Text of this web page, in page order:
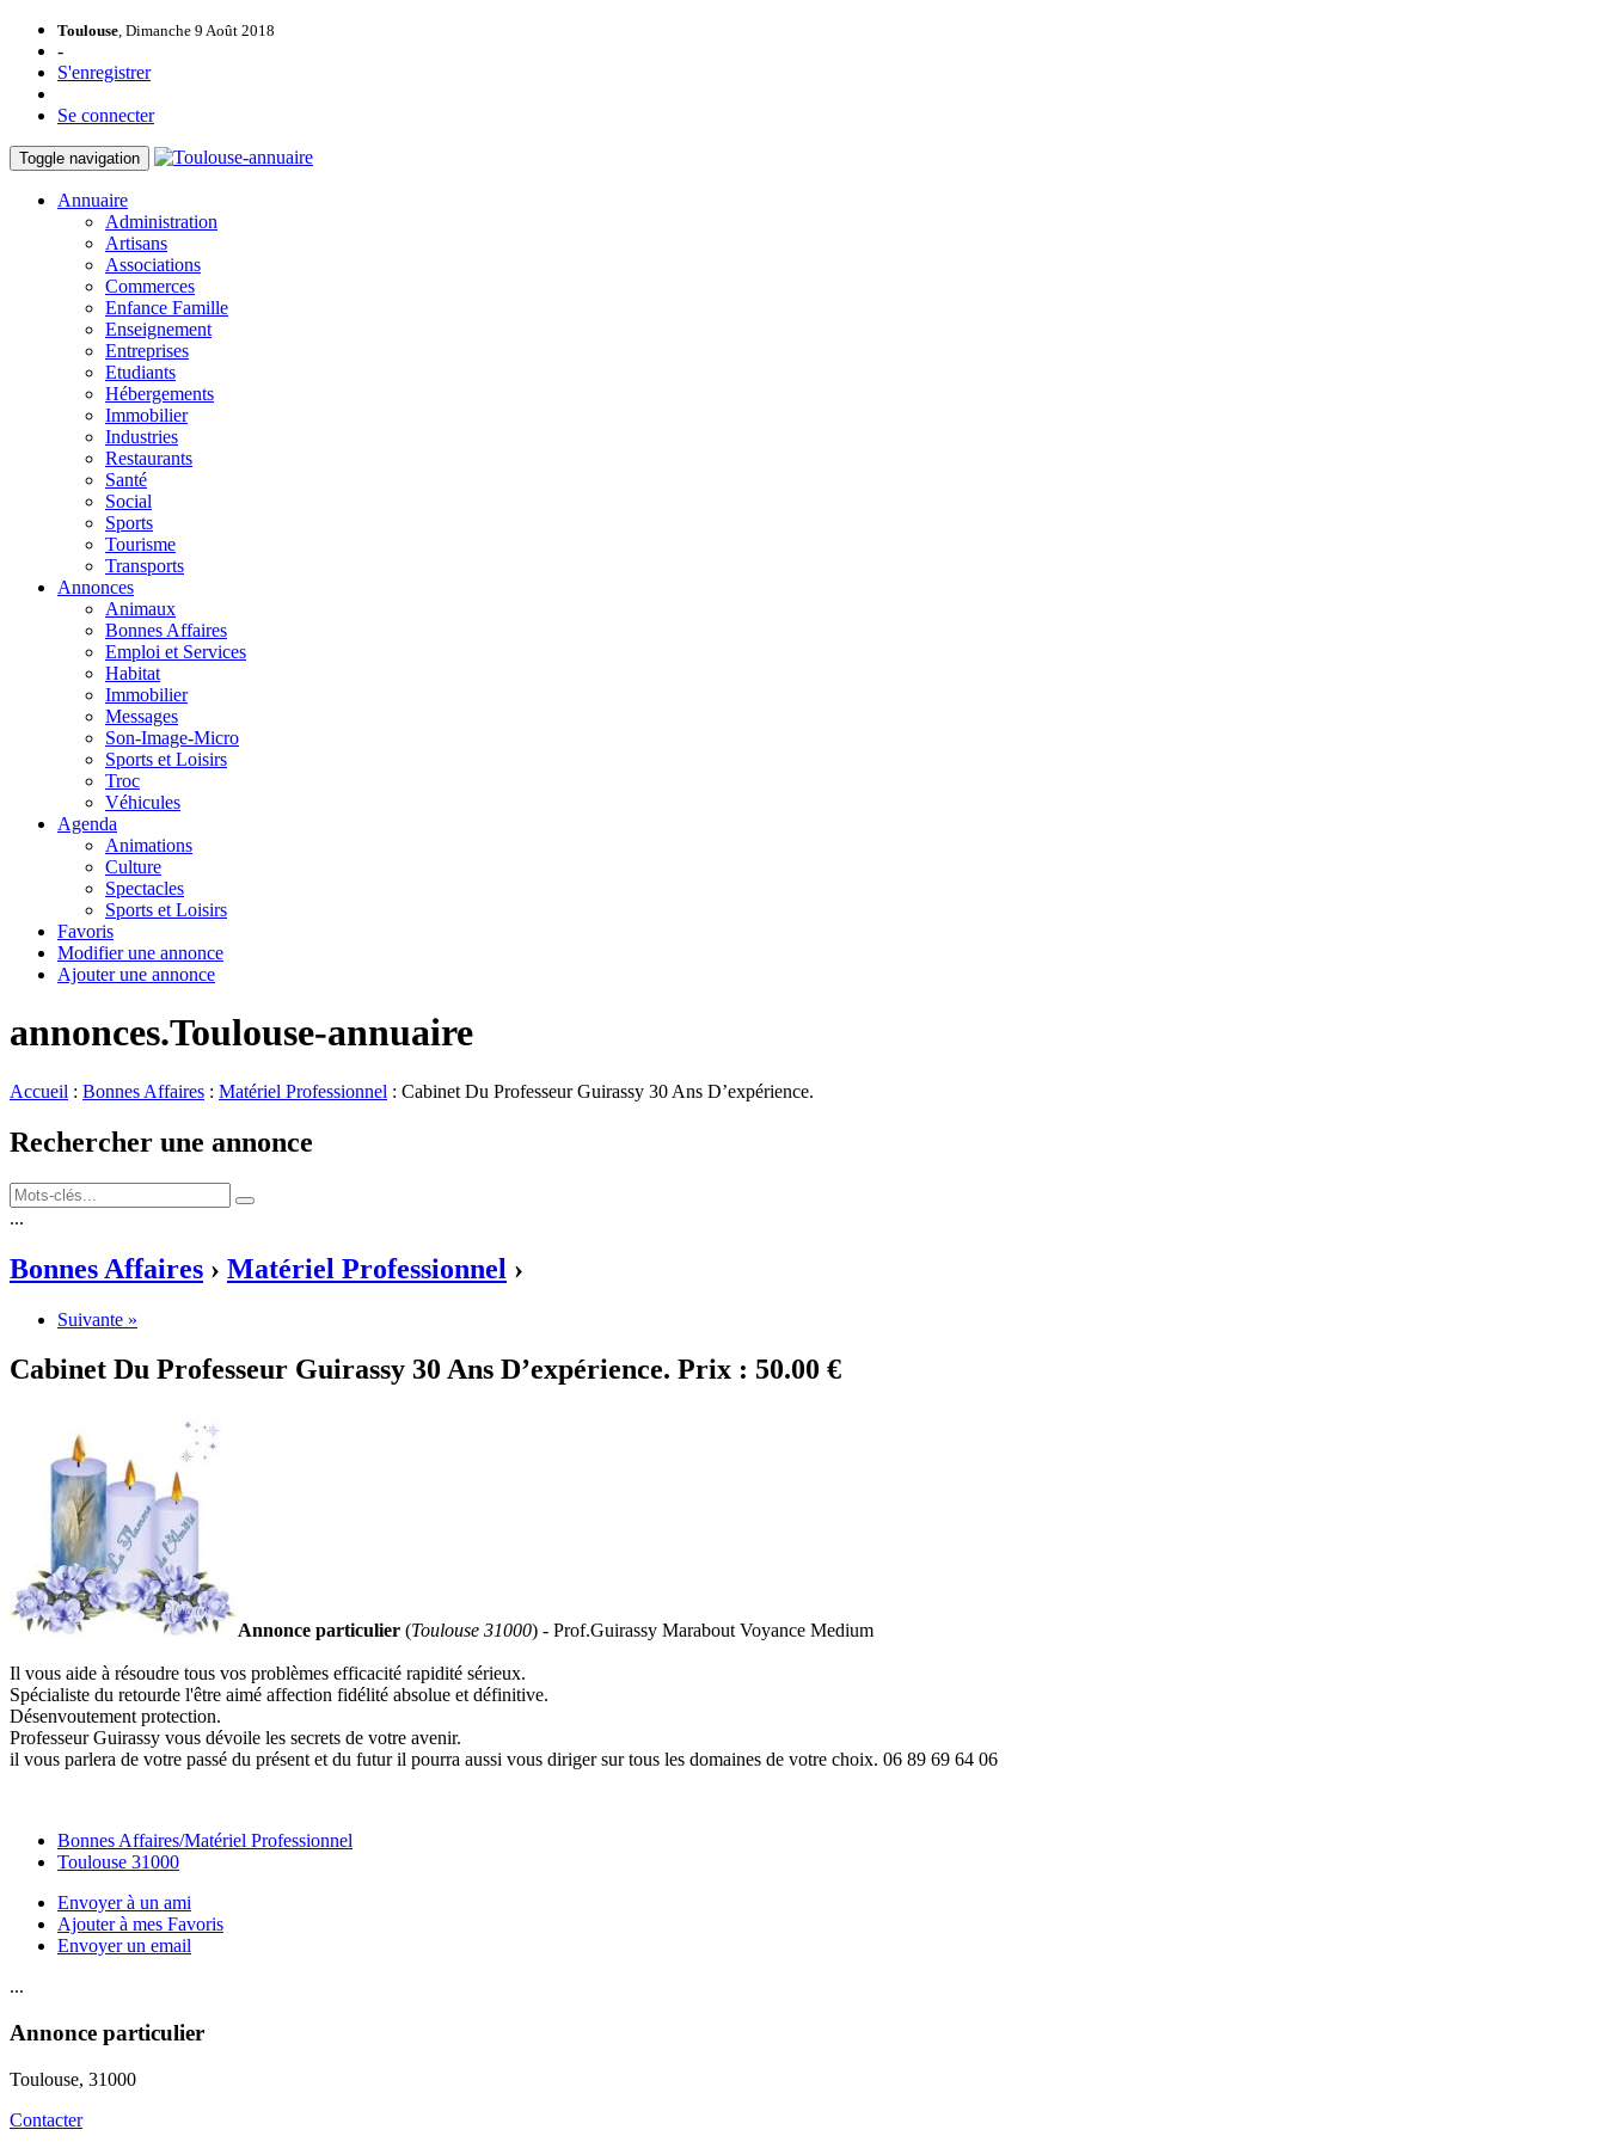
Toulouse, Dimanche 9 Août 2018
-
S'enregistrer
Se connecter
Toggle navigation
Annuaire
Administration
Artisans
Associations
Commerces
Enfance Famille
Enseignement
Entreprises
Etudiants
Hébergements
Immobilier
Industries
Restaurants
Santé
Social
Sports
Tourisme
Transports
Annonces
Animaux
Bonnes Affaires
Emploi et Services
Habitat
Immobilier
Messages
Son-Image-Micro
Sports et Loisirs
Troc
Véhicules
Agenda
Animations
Culture
Spectacles
Sports et Loisirs
Favoris
Modifier une annonce
Ajouter une annonce
annonces.Toulouse-annuaire
Accueil : Bonnes Affaires : Matériel Professionnel : Cabinet Du Professeur Guirassy 30 Ans D’expérience.
Rechercher une annonce
...
Bonnes Affaires › Matériel Professionnel ›
Suivante »
Cabinet Du Professeur Guirassy 30 Ans D’expérience. Prix : 50.00 €
Annonce particulier (Toulouse 31000) - Prof.Guirassy Marabout Voyance Medium
Il vous aide à résoudre tous vos problèmes efficacité rapidité sérieux.
Spécialiste du retourde l'être aimé affection fidélité absolue et définitive.
Désenvoutement protection.
Professeur Guirassy vous dévoile les secrets de votre avenir.
il vous parlera de votre passé du présent et du futur il pourra aussi vous diriger sur tous les domaines de votre choix. 06 89 69 64 06
Bonnes Affaires/Matériel Professionnel
Toulouse 31000
Envoyer à un ami
Ajouter à mes Favoris
Envoyer un email
...
Annonce particulier
Toulouse, 31000
Contacter